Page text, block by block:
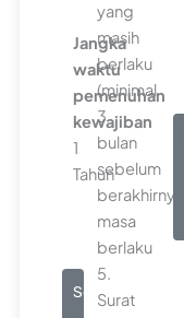
Jangka
waktu
pemenuhan
kewajiban
1
Tahun
Seluruh
yang
masih
berlaku
(minimal
3
bulan
sebelum
berakhirnya
masa
berlaku
5.
Surat